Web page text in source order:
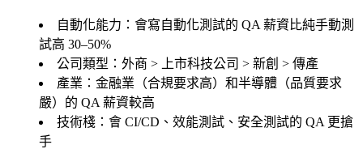
自動化能力 ：會寫自動化測試的 QA 薪資比純手動測
試高 30–50%
公司類型 ：外商 > 上市科技公司 > 新創 > 傳產
產業 ：金融業（合規要求高）和半導體（品質要求
嚴）的 QA 薪資較高
技術棧 ：會 CI/CD、效能測試、安全測試的 QA 更搶
手